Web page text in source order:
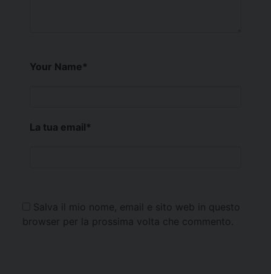
Your Name*
La tua email*
Salva il mio nome, email e sito web in questo
browser per la prossima volta che commento.